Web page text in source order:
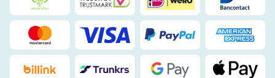
Duurzaamheidsprijs duin- & bollenstreek
WebwinkelKeuriDeal
Mastercard Visa PayPal
Billink DHL Google Pay Apple